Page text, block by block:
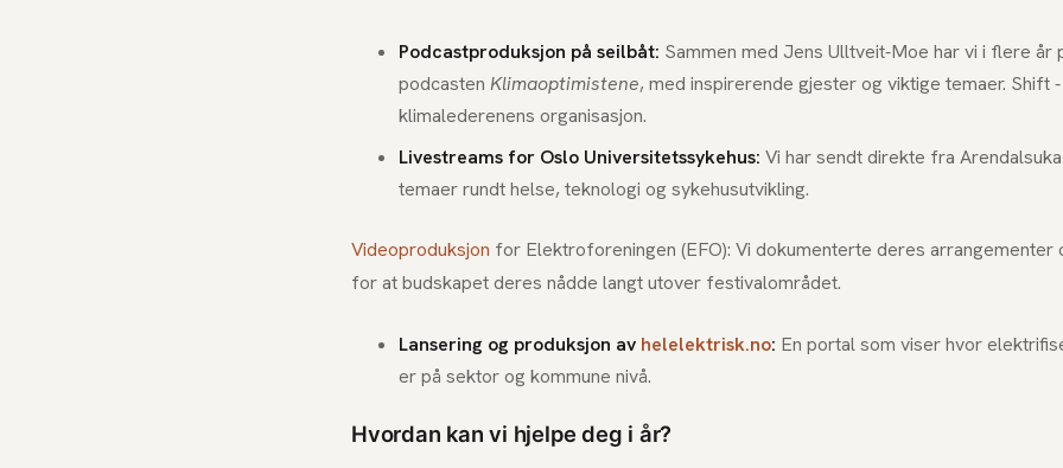
Podcastproduksjon på seilbåt: Sammen med Jens Ulltveit-Moe har vi i flere år
podcasten Klimaoptimistene, med inspirerende gjester og viktige temaer. Shift -
klimalederenens organisasjon.
Livestreams for Oslo Universitetssykehus: Vi har sendt direkte fra
temaer rundt helse, teknologi og sykehusutvikling.
Videoproduksjon for Elektroforeningen (EFO): Vi dokumenterte deres arrangementer
for at budskapet deres nådde langt utover festivalområdet.
Lansering og produksjon av helelektrisk.no: En portal som viser hvor
er på sektor og kommune nivå.
Hvordan kan vi hjelpe deg i år?